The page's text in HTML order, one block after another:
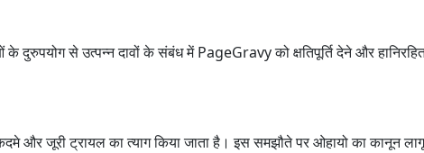
दुरुपयोग से उत्पन्न दावों के संबंध में PageGravy को क्षतिपूर्ति देने और
और जूरी ट्रायल का त्याग किया जाता है। इस समझौते पर ओहायो का कानून लागू